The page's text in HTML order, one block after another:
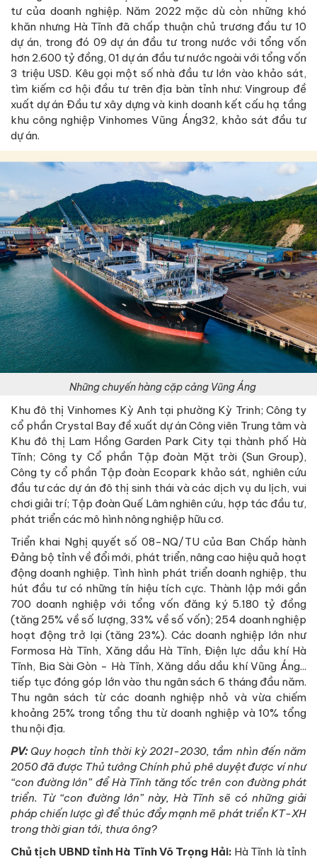
tư của doanh nghiệp. Năm 2022 mặc dù còn những khó
khăn nhưng Hà Tĩnh đã chấp thuận chủ trương đầu tư 10
dự án, trong đó 09 dự án đầu tư trong nước với tổng vốn
hơn 2.600 tỷ đồng, 01 dự án đầu tư nước ngoài với tổng vốn
3 triệu USD. Kêu gọi một số nhà đầu tư lớn vào khảo sát,
tìm kiếm cơ hội đầu tư trên địa bàn tỉnh như: Vingroup đề
xuất dự án Đầu tư xây dựng và kinh doanh kết cấu hạ tầng
khu công nghiệp Vinhomes Vũng Áng32, khảo sát đầu tư
dự án.
Những chuyến hàng cặp cảng Vũng Áng
Khu đô thị Vinhomes Kỳ Anh tại phường Kỳ Trinh; Công ty
cổ phần Crystal Bay đề xuất dự án Công viên Trung tâm và
Khu đô thị Lam Hồng Garden Park City tại thành phố Hà
Tĩnh; Công ty Cổ phần Tập đoàn Mặt trời (Sun Group),
Công ty cổ phần Tập đoàn Ecopark khảo sát, nghiên cứu
đầu tư các dự án đô thị sinh thái và các dịch vụ du lịch, vui
chơi giải trí; Tập đoàn Quế Lâm nghiên cứu, hợp tác đầu tư,
phát triển các mô hình nông nghiệp hữu cơ.
Triển khai Nghị quyết số 08-NQ/TU của Ban Chấp hành
Đảng bộ tỉnh về đổi mới, phát triển, nâng cao hiệu quả hoạt
động doanh nghiệp. Tình hình phát triển doanh nghiệp, thu
hút đầu tư có những tín hiệu tích cực. Thành lập mới gần
700 doanh nghiệp với tổng vốn đăng ký 5.180 tỷ đồng
(tăng 25% về số lượng, 33% về số vốn); 254 doanh nghiệp
hoạt động trở lại (tăng 23%). Các doanh nghiệp lớn như
Formosa Hà Tĩnh, Xăng dầu Hà Tĩnh, Điện lực dầu khí Hà
Tĩnh, Bia Sài Gòn - Hà Tĩnh, Xăng dầu dầu khí Vũng Áng...
tiếp tục đóng góp lớn vào thu ngân sách 6 tháng đầu năm.
Thu ngân sách từ các doanh nghiệp nhỏ và vừa chiếm
khoảng 25% trong tổng thu từ doanh nghiệp và 10% tổng
thu nội địa.
PV:Quy hoạch tỉnh thời kỳ 2021-2030, tầm nhìn đến năm
2050 đã được Thủ tướng Chính phủ phê duyệt được ví như
“con đường lớn” để Hà Tĩnh tăng tốc trên con đường phát
triển. Từ “con đường lớn” này, Hà Tĩnh sẽ có những giải
pháp chiến lược gì để thúc đẩy mạnh mẽ phát triển KT-XH
trong thời gian tới, thưa ông?
Chủ tịch UBND tỉnh Hà Tĩnh Võ Trọng Hải: Hà Tĩnh là tỉnh